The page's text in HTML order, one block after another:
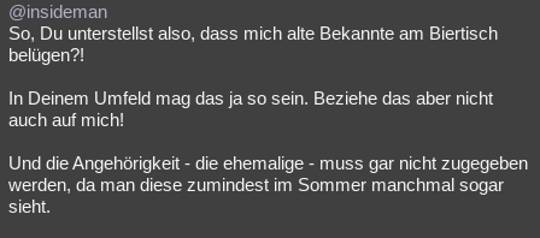
@insideman
So, Du unterstellst also, dass mich alte Bekannte am Biertisch
belügen?!
In Deinem Umfeld mag das ja so sein. Beziehe das aber nicht
auch auf mich!
Und die Angehörigkeit - die ehemalige - muss gar nicht zugegeben
werden, da man diese zumindest im Sommer manchmal sogar
sieht.